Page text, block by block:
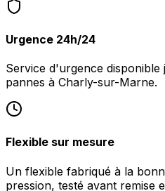
Urgence 24h/24
Service d'urgence
pannes à Charly-sur-Marne.
Flexible sur mesure
Un flexible fabriqué à la
pression, testé avant remise